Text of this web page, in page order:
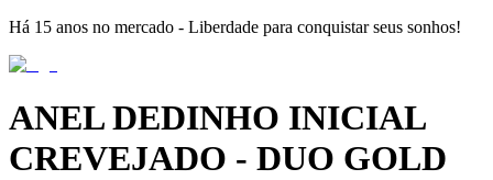
Há 15 anos no mercado - Liberdade para conquistar seus sonhos!
ANEL DEDINHO INICIAL
CREVEJADO - DUO GOLD